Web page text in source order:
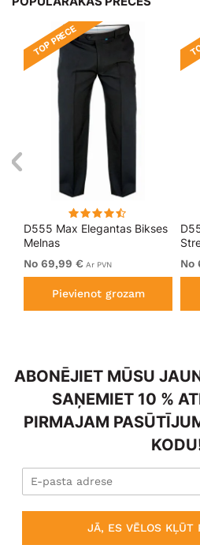
D555 Max Elegantas Bikses
Melnas
TOP PRECE
No 69,99 € Ar PVN
Pievienot grozam
No
ABONĒJIET MŪSU
SAŅEMIET 10 %
PIRMAJAM
JĀ, ES VĒLOS KĻŪT